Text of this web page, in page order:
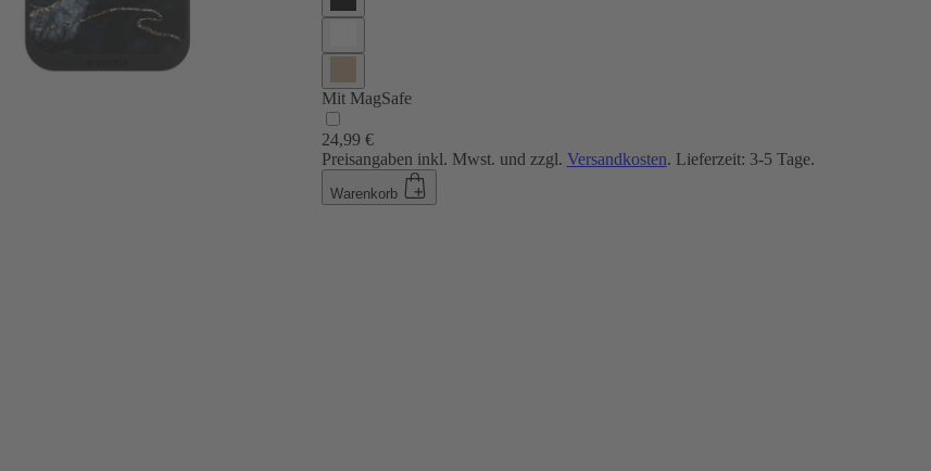
Mit MagSafe
24,99 €
Preisangaben inkl. Mwst. und zzgl. Versandkosten. Lieferzeit: 3-5 Tage.
Warenkorb